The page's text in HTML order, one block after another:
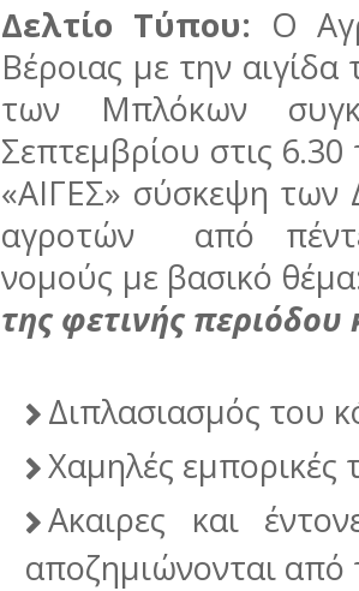
Δελτίο Τύπου: Ο
Βέροιας με την
των Μπλόκων
Σεπτεμβρίου στις
«ΑΙΓΕΣ» σύσκεψη των
αγροτών από
νομούς με βασικό
της φετινής περιόδου
Διπλασιασμός του
Χαμηλές εμπορικές
Ακαιρες και
αποζημιώνονται από